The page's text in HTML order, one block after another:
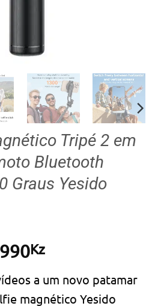
Tripé 2 em
Bluetooth
​​Graus Yesido
KzO
atual
a um novo patamar
magnético Yesido